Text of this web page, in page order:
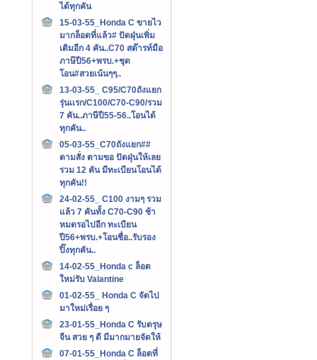
ได้ทุกคัน
15-03-55_Honda C ขายไว
มากล็อตที่แล้ว# ปัดฝุ่นเพิ่ม
เติมอีก 4 คัน..C70 สต๊ารท์มือ
ภาษ๊ปี56+พรบ.+ชุด
โอน#สวยเน้นๆๆ..
13-03-55_ C95/C70ถังแยก
รุ่นเเรก/C100/C70-C90/รวม
7 คัน..ภาษีปี55-56..โอนได้
ทุกคัน..
05-03-55_C70ถังแยก##
ตามสั่ง ตามขอ ปัดฝุ่นให้เลย
รวม 12 คัน มีทะเบียนโอนได้
ทุกคัน!!
24-02-55_ C100 งามๆ รวม
แล้ว 7 คันทั้ง C70-C90 ช้า
หมดรอไปอีก ทะเบียน
ปี56+พรบ.+โอนชื่อ..รับรอง
ปิ๊งทุกคัน..
14-02-55_Honda c ล็อต
ใหม่รับ Valantine
01-02-55_ Honda C จัดไป
มาใหม่เรื่อย ๆ
23-01-55_Honda C รับตรุษ
จีน สวย ๆ ดี มีมากมายจัดให้
07-01-55_Honda C ล็อตที่